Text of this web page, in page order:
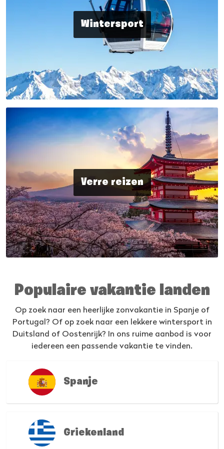
Wintersport
Verre reizen
Populaire vakantie landen
Op zoek naar een heerlijke zonvakantie in Spanje of
Portugal? Of op zoek naar een lekkere wintersport in
Duitsland of Oostenrijk? In ons ruime aanbod is voor
iedereen een passende vakantie te vinden.
Spanje
Griekenland